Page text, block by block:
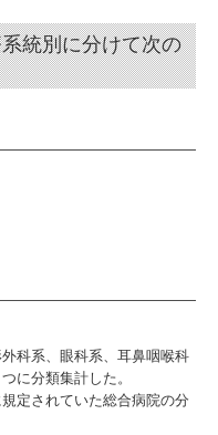
統別に分けて次の
科系、眼科系、耳鼻咽喉科
に分類集計した。
定されていた総合病院の分